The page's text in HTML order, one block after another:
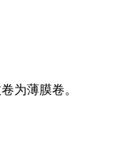
为薄膜卷。